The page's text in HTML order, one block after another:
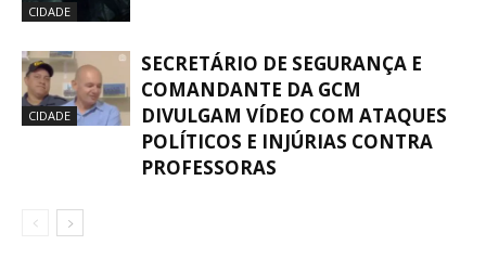
CIDADE
CIDADE
SECRETÁRIO DE SEGURANÇA E
COMANDANTE DA GCM
DIVULGAM VÍDEO COM ATAQUES
POLÍTICOS E INJÚRIAS CONTRA
PROFESSORAS